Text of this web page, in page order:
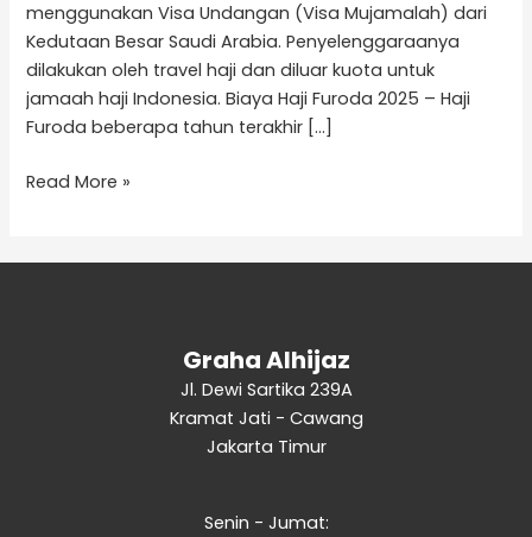
menggunakan Visa Undangan (Visa Mujamalah) dari
Kedutaan Besar Saudi Arabia. Penyelenggaraanya
dilakukan oleh travel haji dan diluar kuota untuk
jamaah haji Indonesia. Biaya Haji Furoda 2025 – Haji
Furoda beberapa tahun terakhir […]
Read More »
Graha Alhijaz
Jl. Dewi Sartika 239A
Kramat Jati - Cawang
Jakarta Timur
Senin - Jumat: